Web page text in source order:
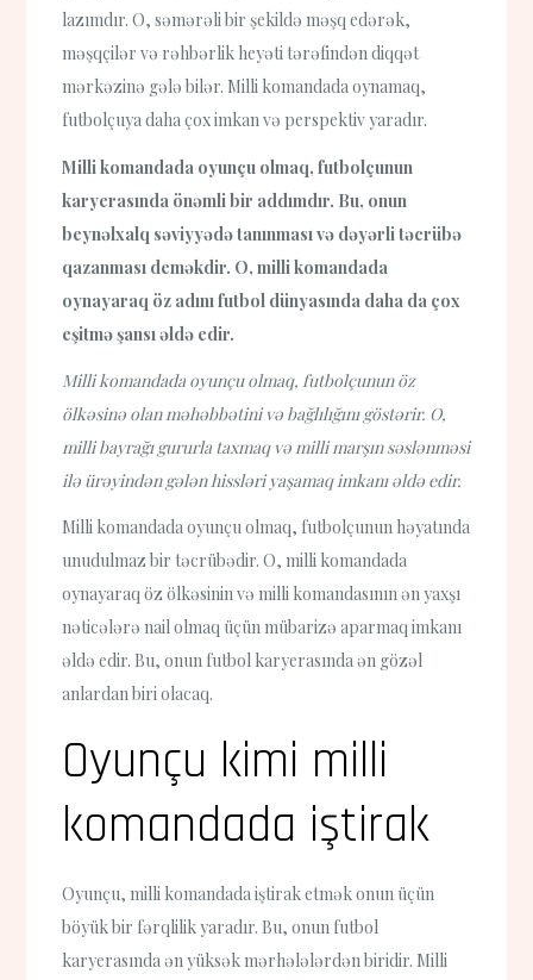
lazımdır. O, səmərəli bir şekildə məşq edərək,
məşqçilər və rəhbərlik heyəti tərəfindən diqqət
mərkəzinə gələ bilər. Milli komandada oynamaq,
futbolçuya daha çox imkan və perspektiv yaradır.
Milli komandada oyunçu olmaq, futbolçunun
karyerasında önəmli bir addımdır. Bu, onun
beynəlxalq səviyyədə tanınması və dəyərli təcrübə
qazanması deməkdir. O, milli komandada
oynayaraq öz adını futbol dünyasında daha da çox
eşitmə şansı əldə edir.
Milli komandada oyunçu olmaq, futbolçunun öz
ölkəsinə olan məhəbbətini və bağlılığını göstərir. O,
milli bayrağı gururla taxmaq və milli marşın səslənməsi
ilə ürəyindən gələn hissləri yaşamaq imkanı əldə edir.
Milli komandada oyunçu olmaq, futbolçunun həyatında
unudulmaz bir təcrübədir. O, milli komandada
oynayaraq öz ölkəsinin və milli komandasının ən yaxşı
nəticələrə nail olmaq üçün mübarizə aparmaq imkanı
əldə edir. Bu, onun futbol karyerasında ən gözəl
anlardan biri olacaq.
Oyunçu kimi milli
komandada iştirak
Oyunçu, milli komandada iştirak etmək onun üçün
böyük bir fərqlilik yaradır. Bu, onun futbol
karyerasında ən yüksək mərhələlərdən biridir. Milli